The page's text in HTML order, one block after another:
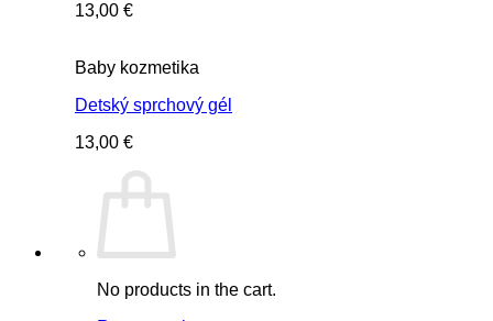
13,00 €
Baby kozmetika
Detský sprchový gél
13,00 €
No products in the cart.